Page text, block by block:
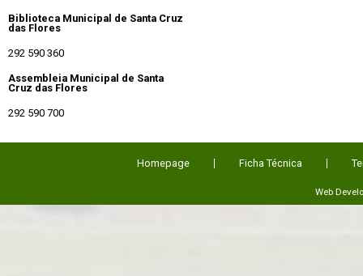
Biblioteca Municipal de Santa Cruz
das Flores
292 590 360
Assembleia Municipal de Santa
Cruz das Flores
292 590 700
Homepage Ficha Técnica
Web